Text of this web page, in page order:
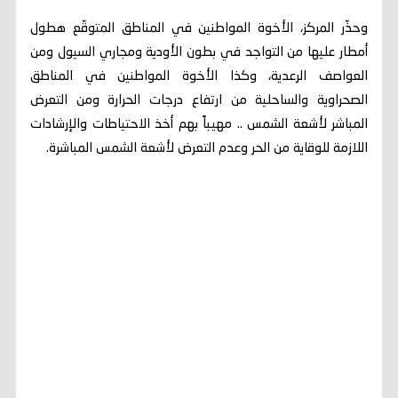
وحذّر المركز، الأخوة المواطنين في المناطق المتوقّع هطول
أمطار عليها من التواجد في بطون الأودية ومجاري السيول ومن
العواصف الرعدية، وكذا الأخوة المواطنين في المناطق
الصحراوية والساحلية من ارتفاع درجات الحرارة ومن التعرض
المباشر لأشعة الشمس .. مهيباً بهم أخذ الاحتياطات والإرشادات
اللازمة للوقاية من الحر وعدم التعرض لأشعة الشمس المباشرة.